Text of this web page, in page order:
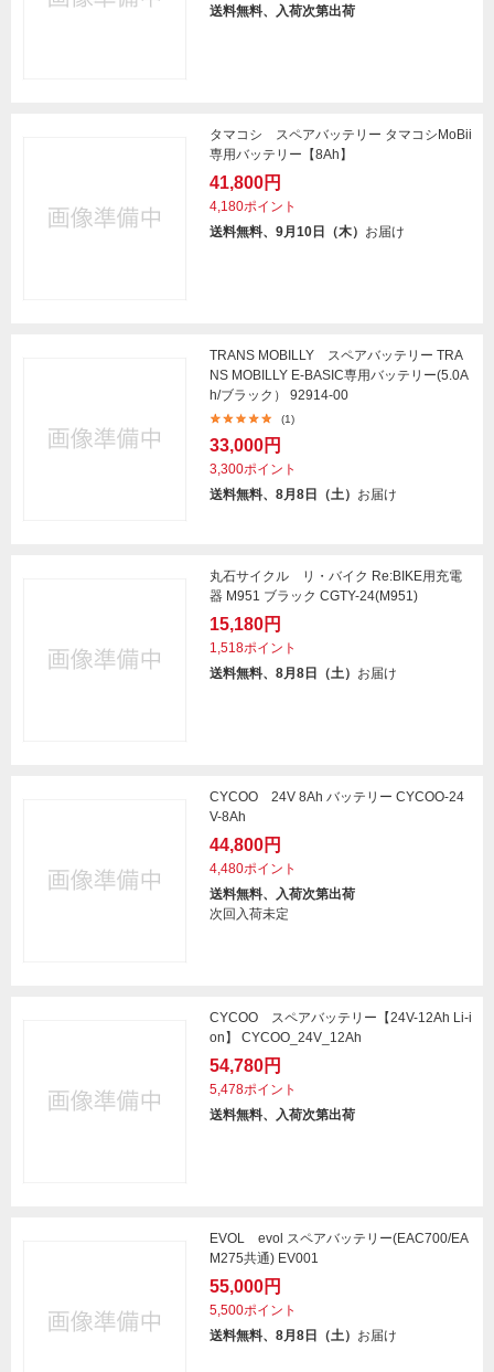
送料無料、入荷次第出荷
タマコシ スペアバッテリー タマコシMoBii
専用バッテリー【8Ah】
41,800円
4,180ポイント
送料無料、9月10日（木） お届け
TRANS MOBILLY スペアバッテリー TRA
NS MOBILLY E-BASIC専用バッテリー(5.0A
h/ブラック） 92914-00
(1)
33,000円
3,300ポイント
送料無料、8月8日（土） お届け
丸石サイクル リ・バイク Re:BIKE用充電
器 M951 ブラック CGTY-24(M951)
15,180円
1,518ポイント
送料無料、8月8日（土） お届け
CYCOO 24V 8Ah バッテリー CYCOO-24
V-8Ah
44,800円
4,480ポイント
送料無料、入荷次第出荷
次回入荷未定
CYCOO スペアバッテリー【24V-12Ah Li-i
on】 CYCOO_24V_12Ah
54,780円
5,478ポイント
送料無料、入荷次第出荷
EVOL evol スペアバッテリー(EAC700/EA
M275共通) EV001
55,000円
5,500ポイント
送料無料、8月8日（土） お届け